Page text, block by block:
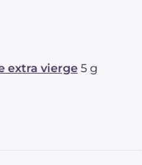
extra vierge 5 g